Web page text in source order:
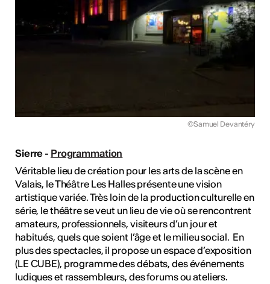
©Samuel Devantéry
Sierre - Programmation
Véritable lieu de création pour les arts de la scène en
Valais, le Théâtre Les Halles présente une vision
artistique variée. Très loin de la production culturelle en
série, le théâtre se veut un lieu de vie où se rencontrent
amateurs, professionnels, visiteurs d’un jour et
habitués, quels que soient l’âge et le milieu social. En
plus des spectacles, il propose un espace d’exposition
(LE CUBE), programme des débats, des événements
ludiques et rassembleurs, des forums ou ateliers.